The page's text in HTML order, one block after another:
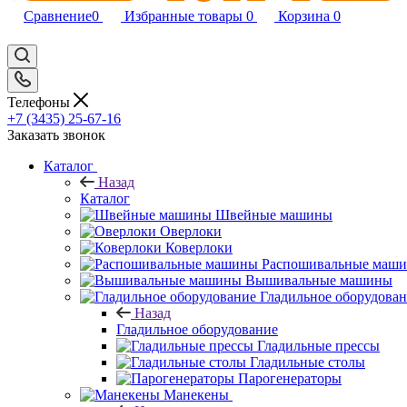
Сравнение0 Избранные товары 0 Корзина 0
Телефоны
+7 (3435) 25-67-16
Заказать звонок
Каталог
Назад
Каталог
Швейные машины
Оверлоки
Коверлоки
Распошивальные
Вышивальные машины
Гладильное
Назад
Гладильное оборудование
Гладильные прессы
Гладильные столы
Парогенераторы
Манекены